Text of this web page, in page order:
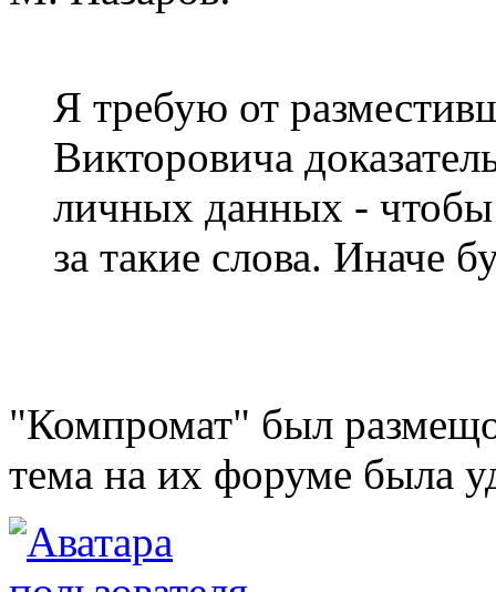
Я требую от
Викторовича
личных данных - чтобы
за такие слова. Иначе
"Компромат" был
тема на их форуме была